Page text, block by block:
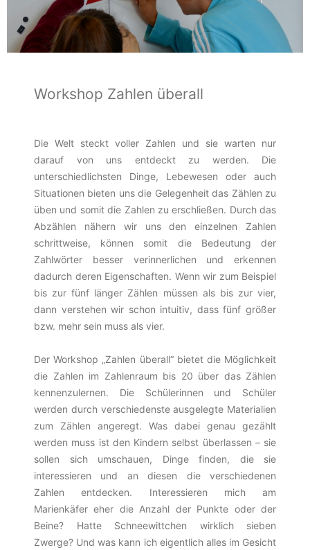
Workshop Zahlen überall
Die Welt steckt voller Zahlen und sie warten nur
darauf von uns entdeckt zu werden. Die
unterschiedlichsten Dinge, Lebewesen oder auch
Situationen bieten uns die Gelegenheit das Zählen zu
üben und somit die Zahlen zu erschließen. Durch das
Abzählen nähern wir uns den einzelnen Zahlen
schrittweise, können somit die Bedeutung der
Zahlwörter besser verinnerlichen und erkennen
dadurch deren Eigenschaften. Wenn wir zum Beispiel
bis zur fünf länger Zählen müssen als bis zur vier,
dann verstehen wir schon intuitiv, dass fünf größer
bzw. mehr sein muss als vier.
Der Workshop „Zahlen überall“ bietet die Möglichkeit
die Zahlen im Zahlenraum bis 20 über das Zählen
kennenzulernen. Die Schülerinnen und Schüler
werden durch verschiedenste ausgelegte Materialien
zum Zählen angeregt. Was dabei genau gezählt
werden muss ist den Kindern selbst überlassen – sie
sollen sich umschauen, Dinge finden, die sie
interessieren und an diesen die verschiedenen
Zahlen entdecken. Interessieren mich am
Marienkäfer eher die Anzahl der Punkte oder der
Beine? Hatte Schneewittchen wirklich sieben
Zwerge? Und was kann ich eigentlich alles im Gesicht